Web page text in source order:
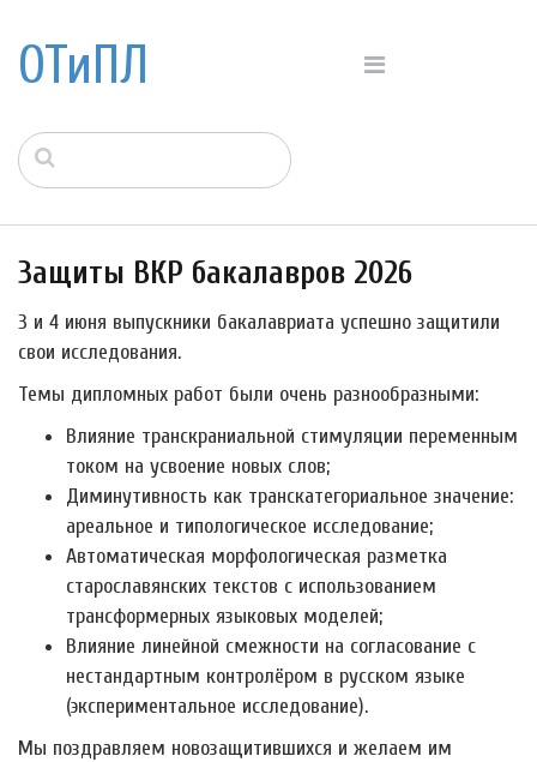
ОТиПЛ
Защиты ВКР бакалавров 2026
3 и 4 июня выпускники бакалавриата успешно защитили
свои исследования.
Темы дипломных работ были очень разнообразными:
Влияние транскраниальной стимуляции переменным
током на усвоение новых слов;
Диминутивность как транскатегориальное значение:
ареальное и типологическое исследование;
Автоматическая морфологическая разметка
старославянских текстов с использованием
трансформерных языковых моделей;
Влияние линейной смежности на согласование с
нестандартным контролёром в русском языке
(экспериментальное исследование).
Мы поздравляем новозащитившихся и желаем им